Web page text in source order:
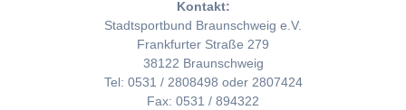
Kontakt:
Stadtsportbund Braunschweig e.V.
Frankfurter Straße 279
38122 Braunschweig
Tel: 0531 / 2808498 oder 2807424
Fax: 0531 / 894322